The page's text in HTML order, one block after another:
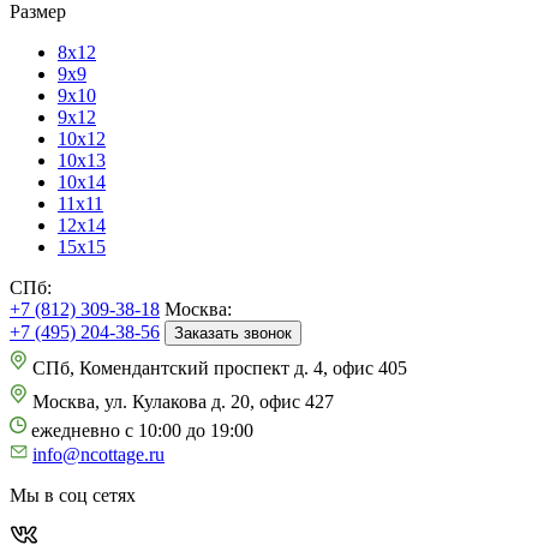
Размер
8х12
9х9
9х10
9х12
10х12
10х13
10х14
11х11
12х14
15х15
СПб:
+7 (812) 309-38-18 Москва:
+7 (495) 204-38-56
Заказать звонок
СПб, Комендантский проспект д. 4, офис 405
Москва, ул. Кулакова д. 20, офис 427
ежедневно с 10:00 до 19:00
info@ncottage.ru
Мы в соц сетях